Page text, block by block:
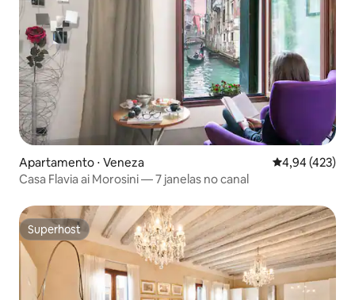
Apartamento ⋅ Veneza 4,94 de uma
4,94 (423)
Casa Flavia ai Morosini — 7 janelas no canal
Superhost
Superhost